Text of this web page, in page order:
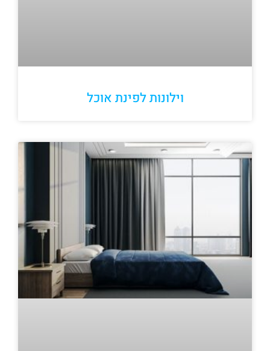
וילונות לפינת אוכל